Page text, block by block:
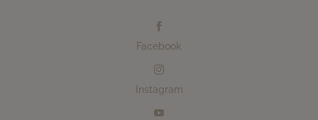

Facebook

Instagram
